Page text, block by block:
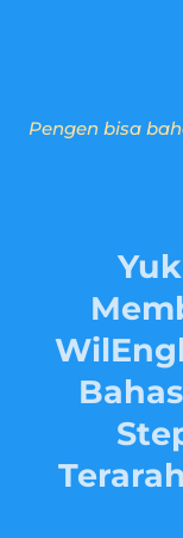
Pengen bisa